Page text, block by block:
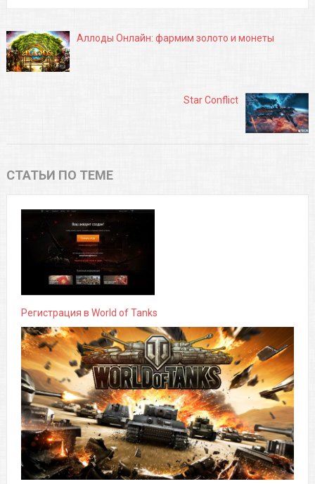
Аллоды Онлайн: фармим золото и монеты
Star Conflict
СТАТЬИ ПО ТЕМЕ
Регистрация в World of Tanks